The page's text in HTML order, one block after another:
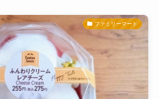
ファミリーマート